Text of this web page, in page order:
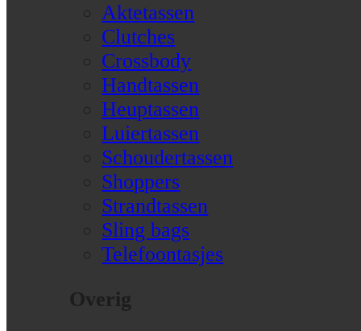
Aktetassen
Clutches
Crossbody
Handtassen
Heuptassen
Luiertassen
Schoudertassen
Shoppers
Strandtassen
Sling bags
Telefoontasjes
Overig